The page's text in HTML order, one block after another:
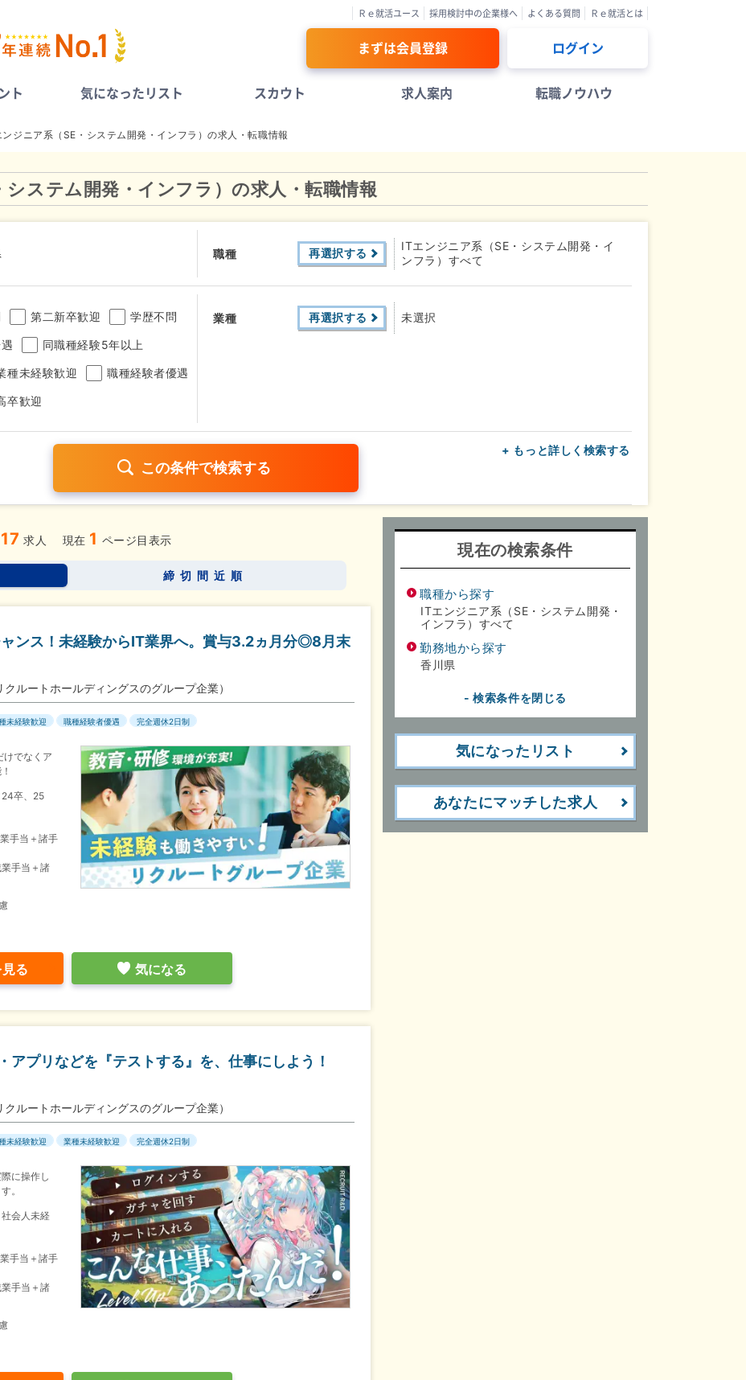
Ｒｅ就活ユース 採用検討中の企業様へ よくある質問 Ｒｅ就活とは
まずは会員登録 ログイン
ト 気になったリスト スカウト 求人案内 転職ノウハウ
ンジニア系（SE・システム開発・インフラ）の求人・転職情報
ステム開発・インフラ）の求人・転職情報
職種 再選択する
ITエンジニア系（SE・システム開発・イ
ンフラ）すべて
第二新卒歓迎 学歴不問
同職種経験5年以上
種未経験歓迎 職種経験者優遇
卒歓迎
業種 再選択する 未選択
間休日120日以上 残業少なめ（1日1時間以内）
考なし
+ もっと詳しく検索する
17 求人 現在 1 ページ目表示
締切間近順
ャンス！未経験からIT業界へ。賞与3.2ヵ月分◎8月末
ルートホールディングスのグループ企業）
未経験歓迎 職種経験者優遇 完全週休2日制
けでなくア
24卒、25
手当＋諸手
手当＋諸
る 気になる
アプリなどを『テストする』を、仕事にしよう！
ルートホールディングスのグループ企業）
未経験歓迎 業種未経験歓迎 完全週休2日制
に操作し
。
社会人未経
手当＋諸手
手当＋諸
現在の検索条件
職種から探す
ITエンジニア系（SE・システム開発・
インフラ）すべて
勤務地から探す
香川県
- 検索条件を閉じる
気になったリスト
あなたにマッチした求人